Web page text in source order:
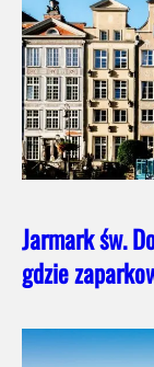
Jarmark św.
gdzie